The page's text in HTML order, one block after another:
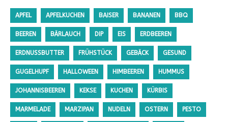
APFEL APFELKUCHEN BAISER BANANEN BBQ
BEEREN BÄRLAUCH DIP EIS ERDBEEREN
ERDNUSSBUTTER FRÜHSTÜCK GEBÄCK GESUND
GUGELHUPF HALLOWEEN HIMBEEREN HUMMUS
JOHANNISBEEREN KEKSE KUCHEN KÜRBIS
MARMELADE MARZIPAN NUDELN OSTERN PESTO